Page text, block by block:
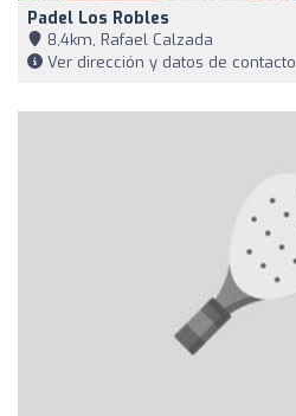
Padel Los Robles
8,4km, Rafael Calzada
Ver dirección y datos de contacto